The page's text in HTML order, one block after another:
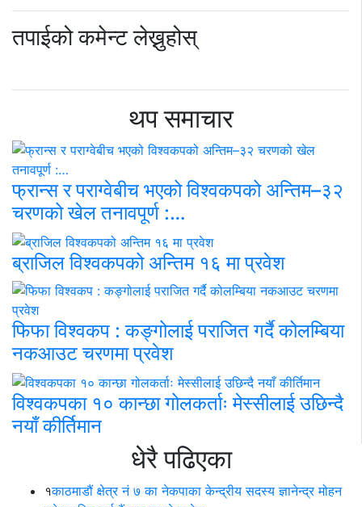
तपाईको कमेन्ट लेख्नुहोस्
थप समाचार
फ्रान्स र पराग्वेबीच भएको विश्वकपको अन्तिम–३२
चरणको खेल तनावपूर्ण :…
ब्राजिल विश्वकपको अन्तिम १६ मा प्रवेश
फिफा विश्वकप : कङ्गोलाई पराजित गर्दै कोलम्बिया
नकआउट चरणमा प्रवेश
विश्वकपका १० कान्छा गोलकर्ताः मेस्सीलाई उछिन्दै
नयाँ कीर्तिमान
धेरै पढिएका
१काठमाडौं क्षेत्र नं ७ का नेकपाका केन्द्रीय सदस्य ज्ञानेन्द्र मोहन